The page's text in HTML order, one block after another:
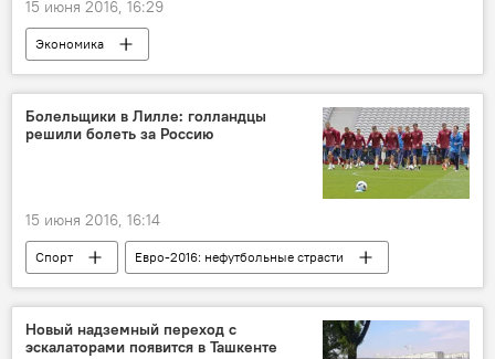
15 июня 2016, 16:29
Экономика
Болельщики в Лилле: голландцы
решили болеть за Россию
15 июня 2016, 16:14
Спорт Евро-2016: нефутбольные страсти
Новый надземный переход с
эскалаторами появится в Ташкенте